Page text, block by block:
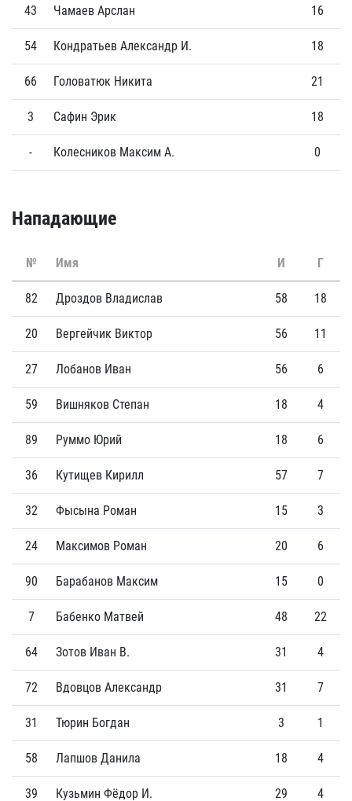
43 Чамаев Арслан 16
54 Кондратьев Александр И. 18
66 Головатюк Никита 21
3 Сафин Эрик 18
- Колесников Максим А. 0
Нападающие
№ Имя И Г
82 Дроздов Владислав 58 18
20 Вергейчик Виктор 56 11
27 Лобанов Иван 56 6
59 Вишняков Степан 18 4
89 Руммо Юрий 18 6
36 Кутищев Кирилл 57 7
32 Фысына Роман 15 3
24 Максимов Роман 20 6
90 Барабанов Максим 15 0
7 Бабенко Матвей 48 22
64 Зотов Иван В. 31 4
72 Вдовцов Александр 31 7
31 Тюрин Богдан 3 1
58 Лапшов Данила 18 4
39 Кузьмин Фёдор И. 29 4